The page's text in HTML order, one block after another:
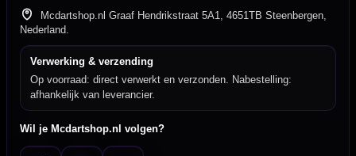
Mcdartshop.nl Graaf Hendrikstraat 5A1, 4651TB Steenbergen,
Nederland.
Verwerking & verzending
Op voorraad: direct verwerkt en verzonden. Nabestelling:
afhankelijk van leverancier.
Wil je Mcdartshop.nl volgen?